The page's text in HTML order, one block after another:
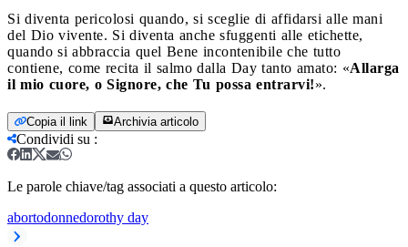
Si diventa pericolosi quando, si sceglie di affidarsi alle mani
del Dio vivente. Si diventa anche sfuggenti alle etichette,
quando si abbraccia quel Bene incontenibile che tutto
contiene, come recita il salmo dalla Day tanto amato: «Allarga
il mio cuore, o Signore, che Tu possa entrarvi!».
Copia il link Archivia articolo
Condividi su :
Le parole chiave/tag associati a questo articolo:
abortodonnedorothy day